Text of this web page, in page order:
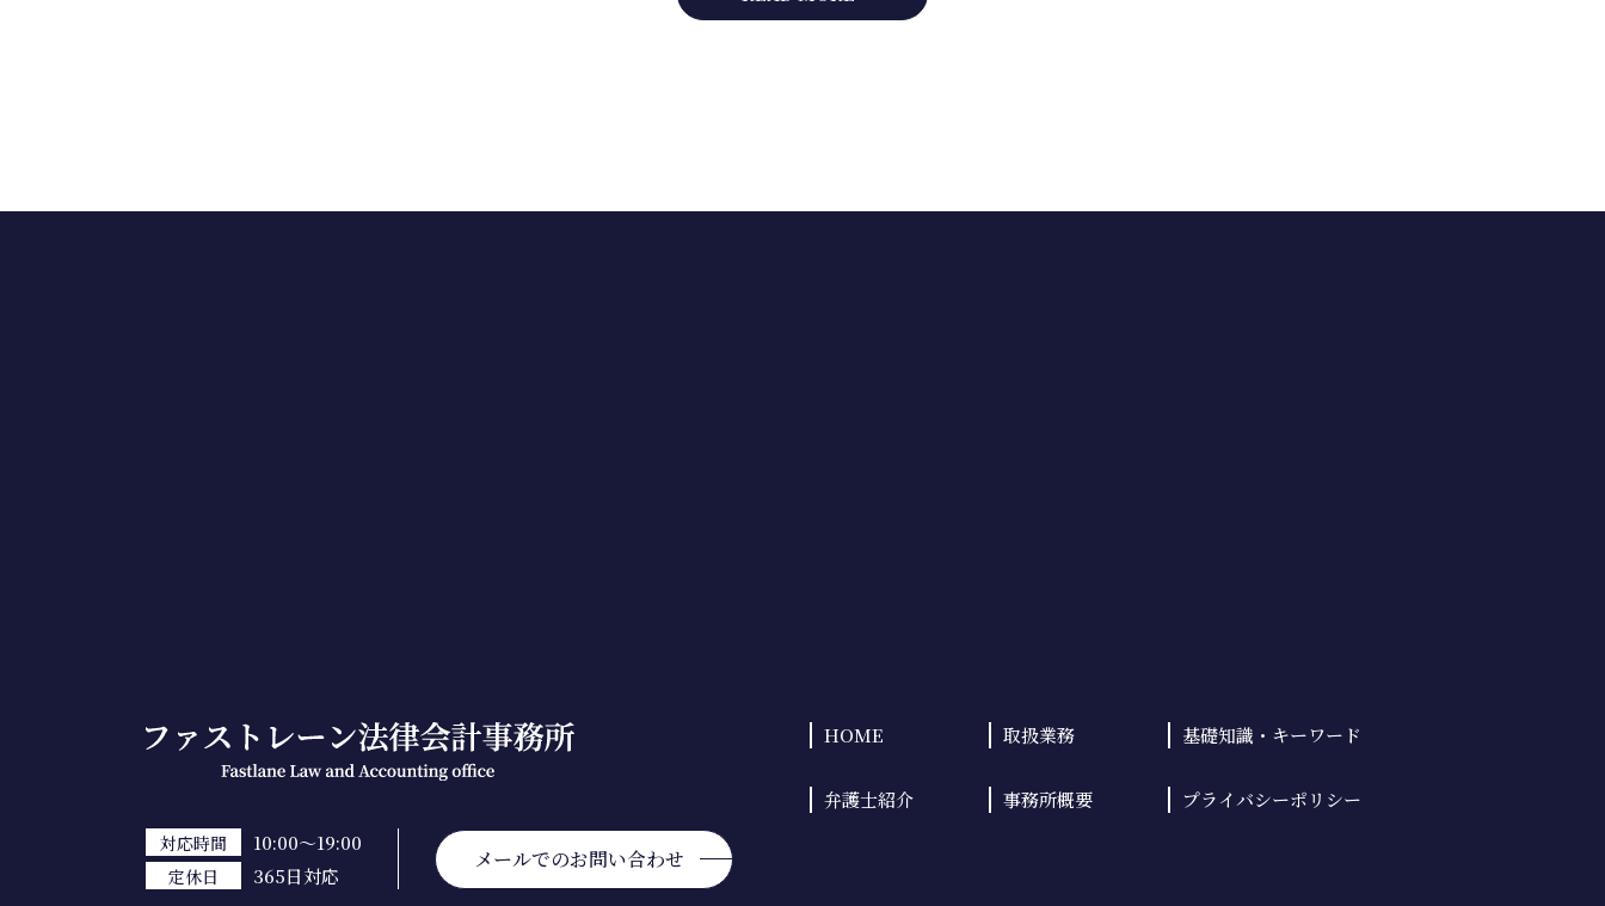
対応時間 10:00～19:00
定休日 365日対応
メールでのお問い合わせ
HOME 取扱業務 基礎知識・ キーワード
弁護士紹介 事務所概要 プライバシーポリシー